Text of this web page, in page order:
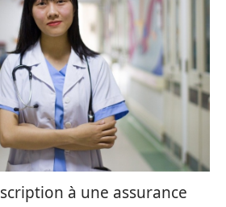
à une assurance